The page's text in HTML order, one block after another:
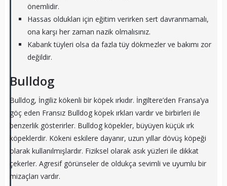
önemlidir.
Hassas oldukları için eğitim verirken sert davranmamalı,
ona karşı her zaman nazik olmalısınız.
Kabarık tüyleri olsa da fazla tüy dökmezler ve bakımı zor
değildir.
Bulldog
Bulldog, İngiliz kökenli bir köpek ırkıdır. İngiltere’den Fransa’ya
göç eden Fransız Bulldog köpek ırkları vardır ve birbirleri ile
benzerlik gösterirler. Bulldog köpekler, büyüyen küçük ırk
köpeklerdir. Kökeni eskilere dayanır, uzun yıllar dövüş köpeği
olarak kullanılmışlardır. Fiziksel olarak asık yüzleri ile dikkat
çekerler. Agresif görünseler de oldukça sevimli ve uyumlu bir
mizaçları vardır.